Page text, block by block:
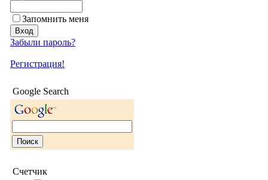
Запомнить меня
Забыли пароль?
Регистрация!
Google Search
Счетчик